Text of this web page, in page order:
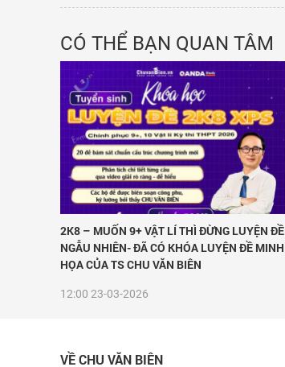
CÓ THỂ BẠN QUAN TÂM
2K8 – MUỐN 9+ VẬT LÍ THÌ ĐỪNG LUYỆN ĐỀ
NGẪU NHIÊN- ĐÃ CÓ KHÓA LUYỆN ĐỀ MINH
HỌA CỦA TS CHU VĂN BIÊN
12:00 23-03-2026
VỀ CHU VĂN BIÊN